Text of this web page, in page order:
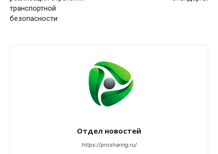
транспортной
безопасности
Отдел новостей
https://prosharing.ru/